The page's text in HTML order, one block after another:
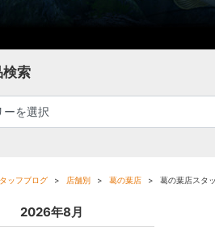
検索
ッフブログ 店舗別 葛の葉店 葛の葉店スタ
2026年8月